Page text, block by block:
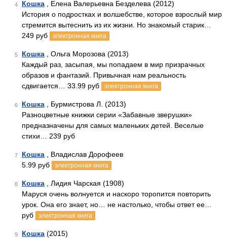
4 Кошка , Елена Валерьевна Безделева (2012)
История о подростках и волшебстве, которое взрослый мир
стремится вытеснить из их жизни. Но знакомый старик…
249 руб
электронная книга
5 Кошка , Ольга Морозова (2013)
Каждый раз, засыпая, мы попадаем в мир призрачных
образов и фантазий. Привычная нам реальность
сдвигается… 33.99 руб
электронная книга
6 Кошка , Бурмистрова Л. (2013)
Разноцветные книжки серии «Забавные зверушки»
предназначены для самых маленьких детей. Веселые
стихи… 239 руб
7 Кошка , Владислав Дорофеев
5.99 руб
электронная книга
8 Кошка , Лидия Чарская (1908)
Маруся очень волнуется и наскоро торопится повторить
урок. Она его знает, но… не настолько, чтобы ответ ее…
руб
электронная книга
9 Кошка (2015)